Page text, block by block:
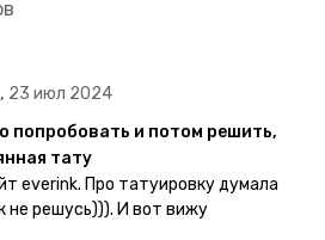
23 июл 2024
попробовать и потом решить,
тату
everink. Про татуировку думала
не решусь))). И вот вижу
Тату на любой вкус.